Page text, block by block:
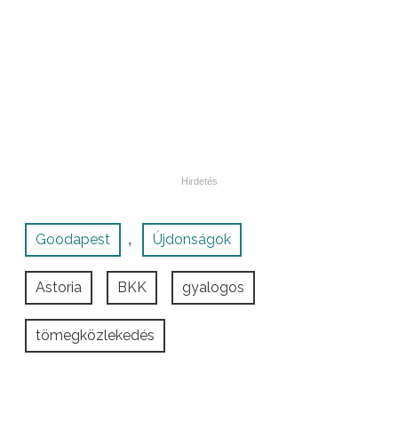
Goodapest , Újdonságok
Astoria BKK gyalogos
tömegközlekedés